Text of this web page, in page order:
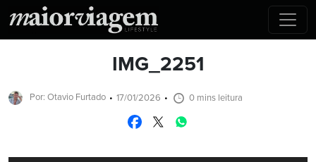
IMG_2251
Por: Otavio Furtado 17/01/2026 0 mins leitura